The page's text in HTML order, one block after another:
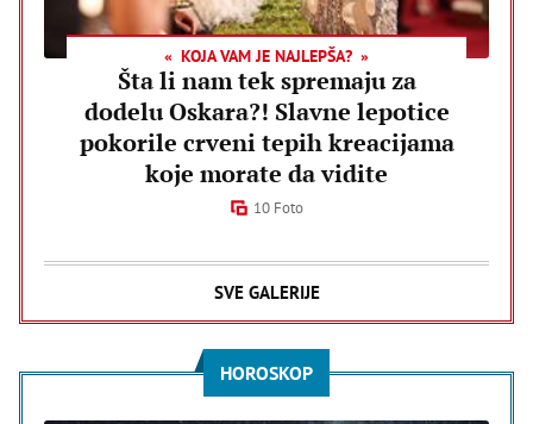
KOJA VAM JE NAJLEPŠA?
Šta li nam tek spremaju za
dodelu Oskara?! Slavne lepotice
pokorile crveni tepih kreacijama
koje morate da vidite
10 Foto
SVE GALERIJE
HOROSKOP